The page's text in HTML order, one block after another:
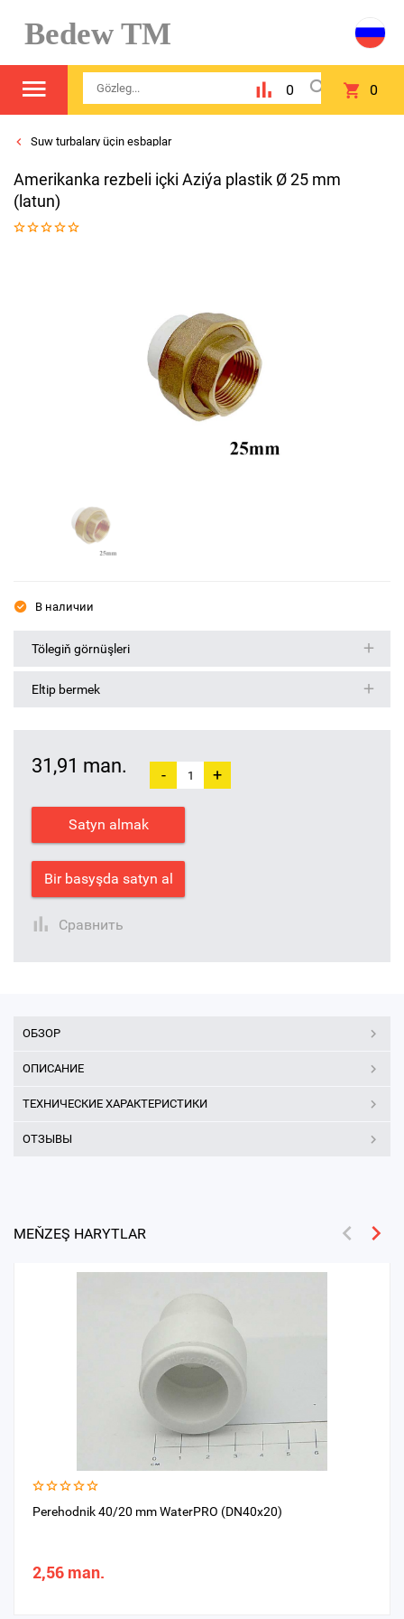
Bedew TM
0 0
Suw turbalary üçin esbaplar
Amerikanka rezbeli içki Aziýa plastik Ø 25 mm
(latun)
В наличии
Tölegiň görnüşleri
Eltip bermek
31,91 man. - +
Satyn almak
Bir basyşda satyn al
Сравнить
ОБЗОР
ОПИСАНИЕ
ТЕХНИЧЕСКИЕ ХАРАКТЕРИСТИКИ
ОТЗЫВЫ
MEŇZEŞ HARYTLAR
Perehodnik 40/20 mm WaterPRO (DN40x20)
2,56 man.